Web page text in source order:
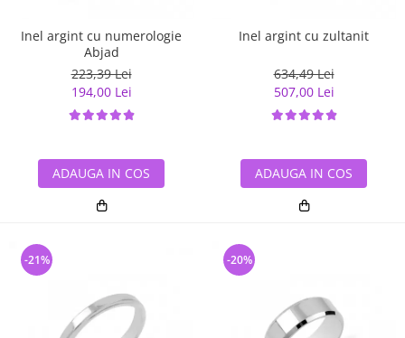
Inel argint cu numerologie
Abjad
223,39 Lei
194,00 Lei
ADAUGA IN COS
Inel argint cu zultanit
634,49 Lei
507,00 Lei
ADAUGA IN COS
-21% -20%